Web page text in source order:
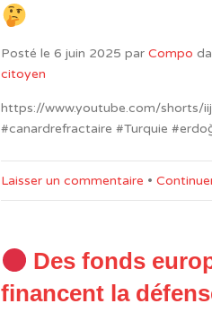
Posté le 6 juin 2025 par Compo
citoyen
https://www.youtube.com/shorts/
#canardrefractaire #Turquie
Laisser un commentaire •
Des fonds
financent la